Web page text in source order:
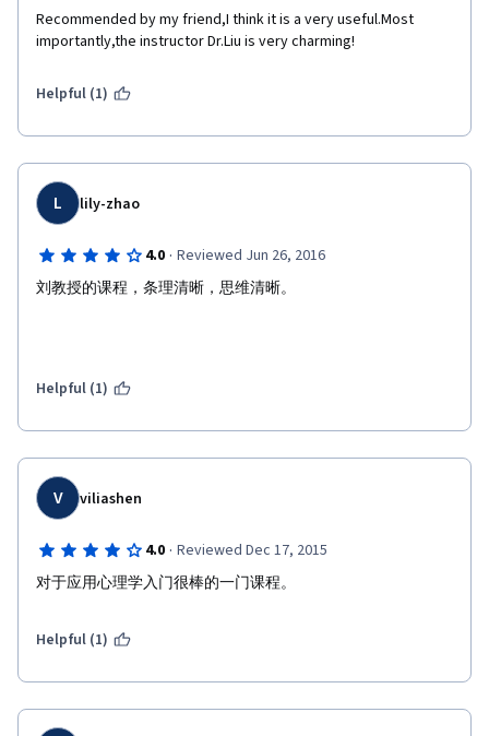
象设计等密不可分，心理学的影响层面扩及到教育、社会、科
学、医学、生物等层面。因此，探讨分析心理学所产生的生理
个人行为，应用层面在日常生活中比比皆是。本课程之目标在
周遭生活中的个人与社会行为现象，并进而能够觉察与改变个
生。 【学习要求】 本课程的在线教材将以较短的课程长度实施
9周，每周2小时，共18小时，每周规划一主题(topic)，每一个主
题分为若干节(section)或讲次(lecture)，以及符合学习专注力时
间长度的上课内容（15分钟小单元），透过在线学习平台，由
教师制作提供主题明确且长度适中的单元教学影片，辅以测验
及作业，让学生依自己学习步调在线自我学习，并藉由教师设
A. &Levey, A. B. (2005). Applied Psychology. Oxford. Cascio, W. F.
Psychology Association, APA)资源 张春兴(1991).现代心理学。台
北：东华书局。 张春兴(2003).心理学原理。台北：东华书局。
张春兴主编.世纪心理学丛书。东华书局(繁体字版)。浙江教育出
版社(简体字版)。
Recommended by my friend,I think it is a very useful.Most
importantly,the instructor Dr.Liu is very charming!
Helpful (1)
L lily-zhao
4.0 · Reviewed Jun 26, 2016
刘教授的课程，条理清晰，思维清晰。
Helpful (1)
V viliashen
4.0 · Reviewed Dec 17, 2015
对于应用心理学入门很棒的一门课程。
Helpful (1)